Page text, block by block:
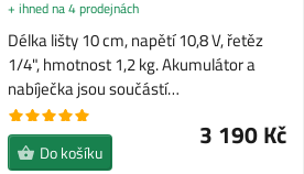
+ ihned na 4 prodejnách
Délka lišty 10 cm, napětí 10,8 V, řetěz
1/4", hmotnost 1,2 kg. Akumulátor a
nabíječka jsou součástí…
3 190 Kč
Do košíku